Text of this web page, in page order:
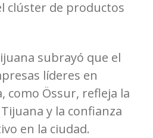
clúster de productos
subrayó que el
líderes en
como Össur, refleja la
y la confianza
en la ciudad.